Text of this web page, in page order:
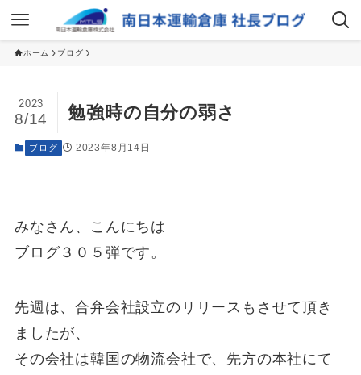
ホーム ブログ
勉強時の自分の弱さ
2023
8/14
ブログ 2023年8月14日
みなさん、こんにちは
ブログ３０５弾です。
先週は、合弁会社設立のリリースもさせて頂き
ましたが、
その会社は韓国の物流会社で、先方の本社にて